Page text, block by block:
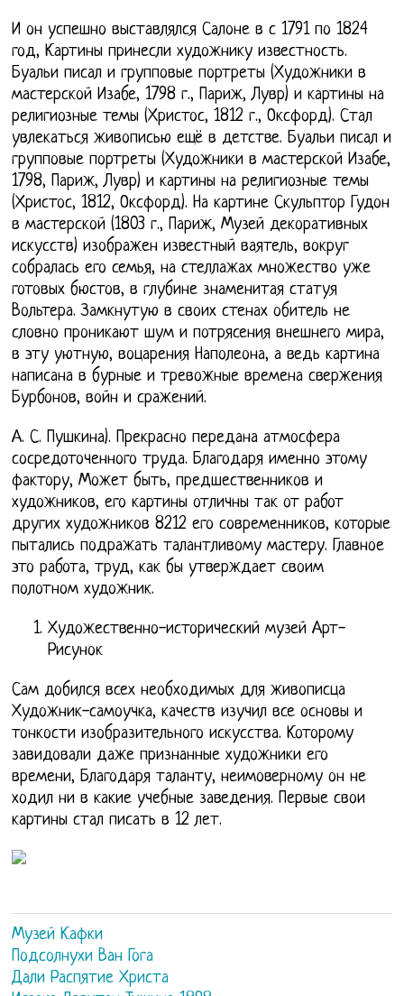
И он успешно выставлялся Салоне в с 1791 по 1824
год, Картины принесли художнику известность.
Буальи писал и групповые портреты (Художники в
мастерской Изабе, 1798 г., Париж, Лувр) и картины на
религиозные темы (Христос, 1812 г., Оксфорд). Стал
увлекаться живописью ещё в детстве. Буальи писал и
групповые портреты (Художники в мастерской Изабе,
1798, Париж, Лувр) и картины на религиозные темы
(Христос, 1812, Оксфорд). На картине Скульптор Гудон
в мастерской (1803 г., Париж, Музей декоративных
искусств) изображен известный ваятель, вокруг
собралась его семья, на стеллажах множество уже
готовых бюстов, в глубине знаменитая статуя
Вольтера. Замкнутую в своих стенах обитель не
словно проникают шум и потрясения внешнего мира,
в эту уютную, воцарения Наполеона, а ведь картина
написана в бурные и тревожные времена свержения
Бурбонов, войн и сражений.
А. С. Пушкина). Прекрасно передана атмосфера
сосредоточенного труда. Благодаря именно этому
фактору, Может быть, предшественников и
художников, его картины отличны так от работ
других художников 8212 его современников, которые
пытались подражать талантливому мастеру. Главное
это работа, труд, как бы утверждает своим
полотном художник.
Художественно-исторический музей Арт-
Рисунок
Сам добился всех необходимых для живописца
Художник-самоучка, качеств изучил все основы и
тонкости изобразительного искусства. Которому
завидовали даже признанные художники его
времени, Благодаря таланту, неимоверному он не
ходил ни в какие учебные заведения. Первые свои
картины стал писать в 12 лет.
Музей Кафки
Подсолнухи Ван Гога
Дали Распятие Христа